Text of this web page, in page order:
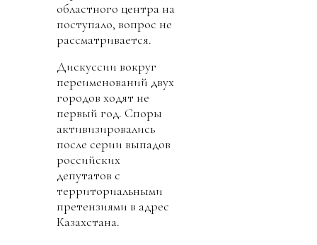
областного центра на
поступало, вопрос не
рассматривается.
Дискуссии вокруг
переименований двух
городов ходят не
первый год. Споры
активизировались
после серии выпадов
российских
депутатов с
территориальными
претензиями в адрес
Казахстана.